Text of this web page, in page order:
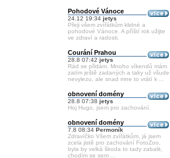
Pohodové Vánoce
24.12 19:34 jetys
Přeji všem zvířátkům klidné a
pohodové Vánoce. A příští rok užijte
ve zdraví a radosti.
Courání Prahou
28.8 07:42 jetys
Rád se přidám. Mnoho víkendů mám
zatím ještě zadaných a taky už všude
nevylezu, ale snad mne to vrátí k ...
obnovení domény
28.8 07:38 jetys
Hoj Hugo, jsem pro zachování.
obnovení domény
7.8 08:34 Permoník
Zdravíčko Všem zvířátkům, já jsem
zcela jistě pro zachování FotoZoo,
byla by velká škoda to tady zabalit,
chodím se sem ...